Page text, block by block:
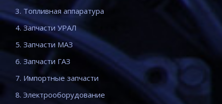
3. Топливная аппаратура
4. Запчасти УРАЛ
5. Запчасти МАЗ
6. Запчасти ГАЗ
7. Импортные запчасти
8. Электрооборудование